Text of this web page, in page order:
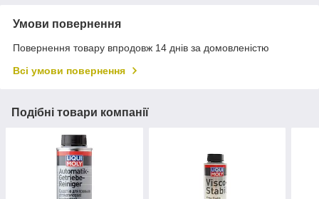
Умови повернення
Повернення товару впродовж 14 днів за домовленістю
Всі умови повернення
Подібні товари компанії